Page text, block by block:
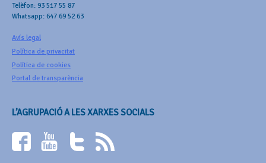
Telèfon: 93 517 55 87
Whatsapp: 647 69 52 63
Avís legal
Política de privacitat
Política de cookies
Portal de transparència
L’AGRUPACIÓ A LES XARXES SOCIALS